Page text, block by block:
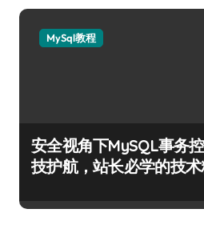
MySql教程
安全视角下MySQL事务
技护航，站长必学的技